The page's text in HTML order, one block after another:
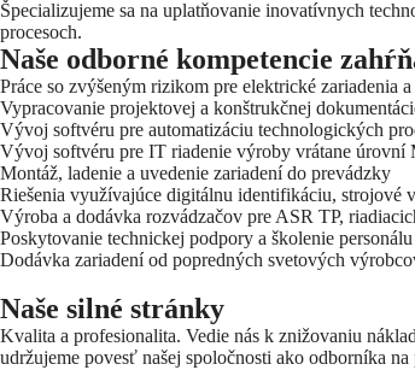
Špecializujeme sa na uplatňovanie inovatívnych
procesoch.
Naše odborné kompetencie
Práce so zvýšeným rizikom pre elektrické zariadenia
Vypracovanie projektovej a konštrukčnej
Vývoj softvéru pre automatizáciu technologických
Vývoj softvéru pre IT riadenie výroby vrátane úrovní
Montáž, ladenie a uvedenie zariadení do prevádzky
Riešenia využívajúce digitálnu identifikáciu, strojové
Výroba a dodávka rozvádzačov pre ASR TP,
Poskytovanie technickej podpory a školenie
Dodávka zariadení od popredných svetových
Naše silné stránky
Kvalita a profesionalita. Vedie nás k znižovaniu
udržujeme povesť našej spoločnosti ako odborníka